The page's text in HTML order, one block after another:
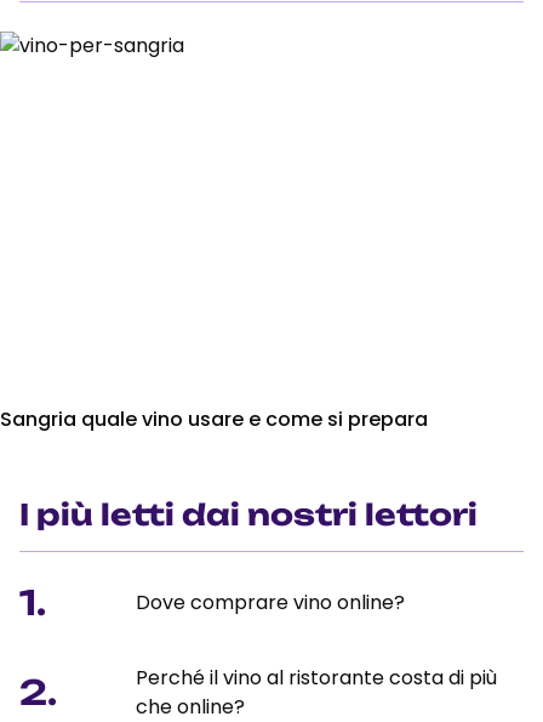
Sangria quale vino usare e come si prepara
I più letti dai nostri lettori
1. Dove comprare vino online?
2.
Perché il vino al ristorante costa di più
che online?